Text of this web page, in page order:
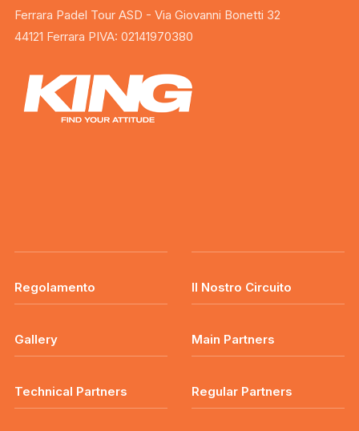
Ferrara Padel Tour ASD - Via Giovanni Bonetti 32
44121 Ferrara PIVA: 02141970380
Regolamento Il Nostro Circuito
Gallery Main Partners
Technical Partners Regular Partners